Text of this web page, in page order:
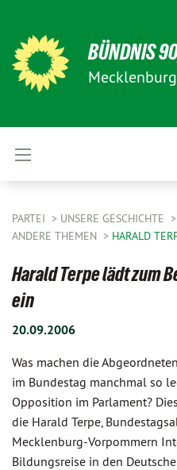
BÜNDNIS
PARTEI UNSERE GESCHICHTE
ANDERE THEMEN
HARALD
Harald Terpe lädt zum
ein
20.09.2006
Was machen die
im Bundestag manchmal so
Opposition im Parlament?
die Harald Terpe,
Mecklenburg-Vorpommern
Bildungsreise in den